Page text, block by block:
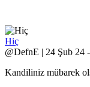
Hiç
@DefnE | 24 Şub 24
Kandiliniz mübarek